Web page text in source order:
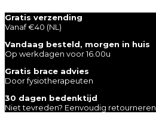
to
content
Gratis verzending
Vanaf €40 (NL)
Vandaag besteld, morgen in huis
Op werkdagen voor 16.00u
Gratis brace advies
Door fysiotherapeuten
30 dagen bedenktijd
Niet tevreden? Eenvoudig retourneren